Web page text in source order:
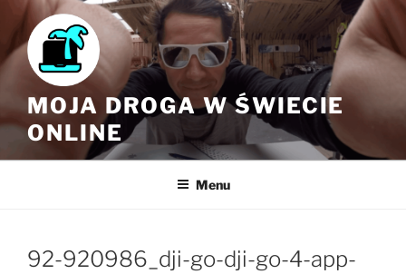
Skip
content
MOJA DROGA W ŚWIECIE
ONLINE
Menu
92-920986_dji-go-dji-go-4-app-